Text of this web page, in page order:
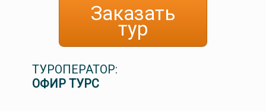
Заказать
тур
ТУРОПЕРАТОР:
ОФИР ТУРС